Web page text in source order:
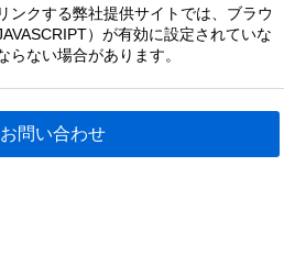
ンクする弊社提供サイトでは、ブラウ
）が有効に設定されていな
らない場合があります。
お問い合わせ